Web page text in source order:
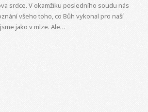
srdce. V okamžiku posledního soudu nás
všeho toho, co Bůh vykonal pro naší
jako v mlze. Ale…